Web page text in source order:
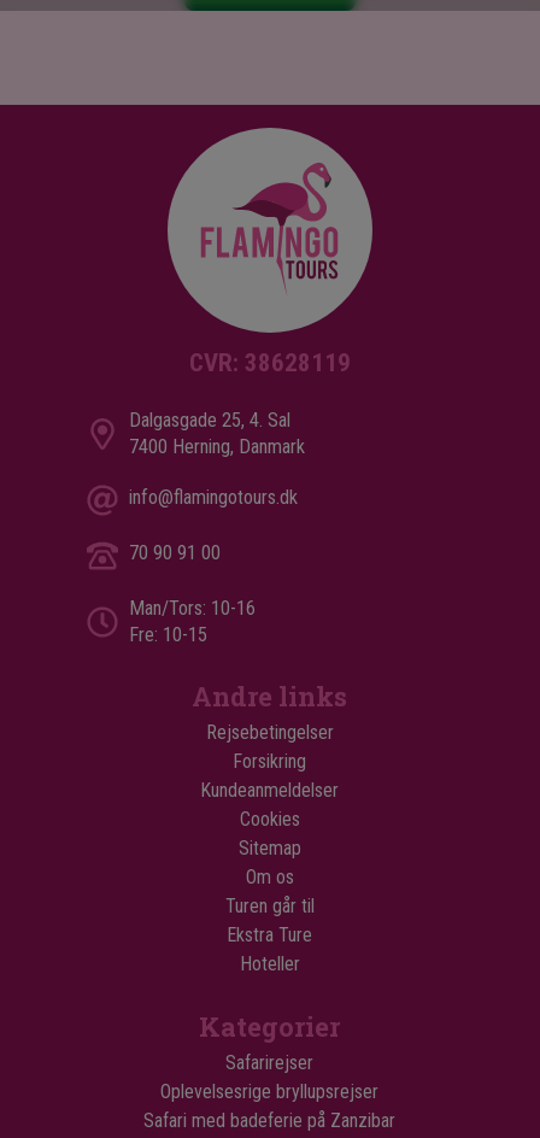
CVR: 38628119
Dalgasgade 25, 4. Sal
7400 Herning, Danmark
info@flamingotours.dk
70 90 91 00
Man/Tors: 10-16
Fre: 10-15
Andre links
Rejsebetingelser
Forsikring
Kundeanmeldelser
Cookies
Sitemap
Om os
Turen går til
Ekstra Ture
Hoteller
Kategorier
Safarirejser
Oplevelsesrige bryllupsrejser
Safari med badeferie på Zanzibar